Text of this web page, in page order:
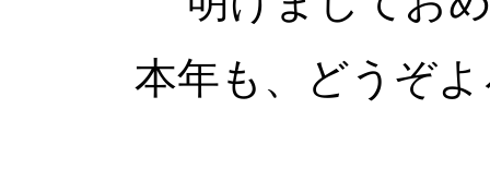
本年も、どうぞ